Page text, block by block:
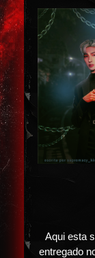
Aqui esta
entregado